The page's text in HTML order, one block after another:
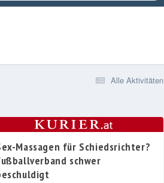
Alle Aktivitäten
Massagen für Schiedsrichter?
schwer